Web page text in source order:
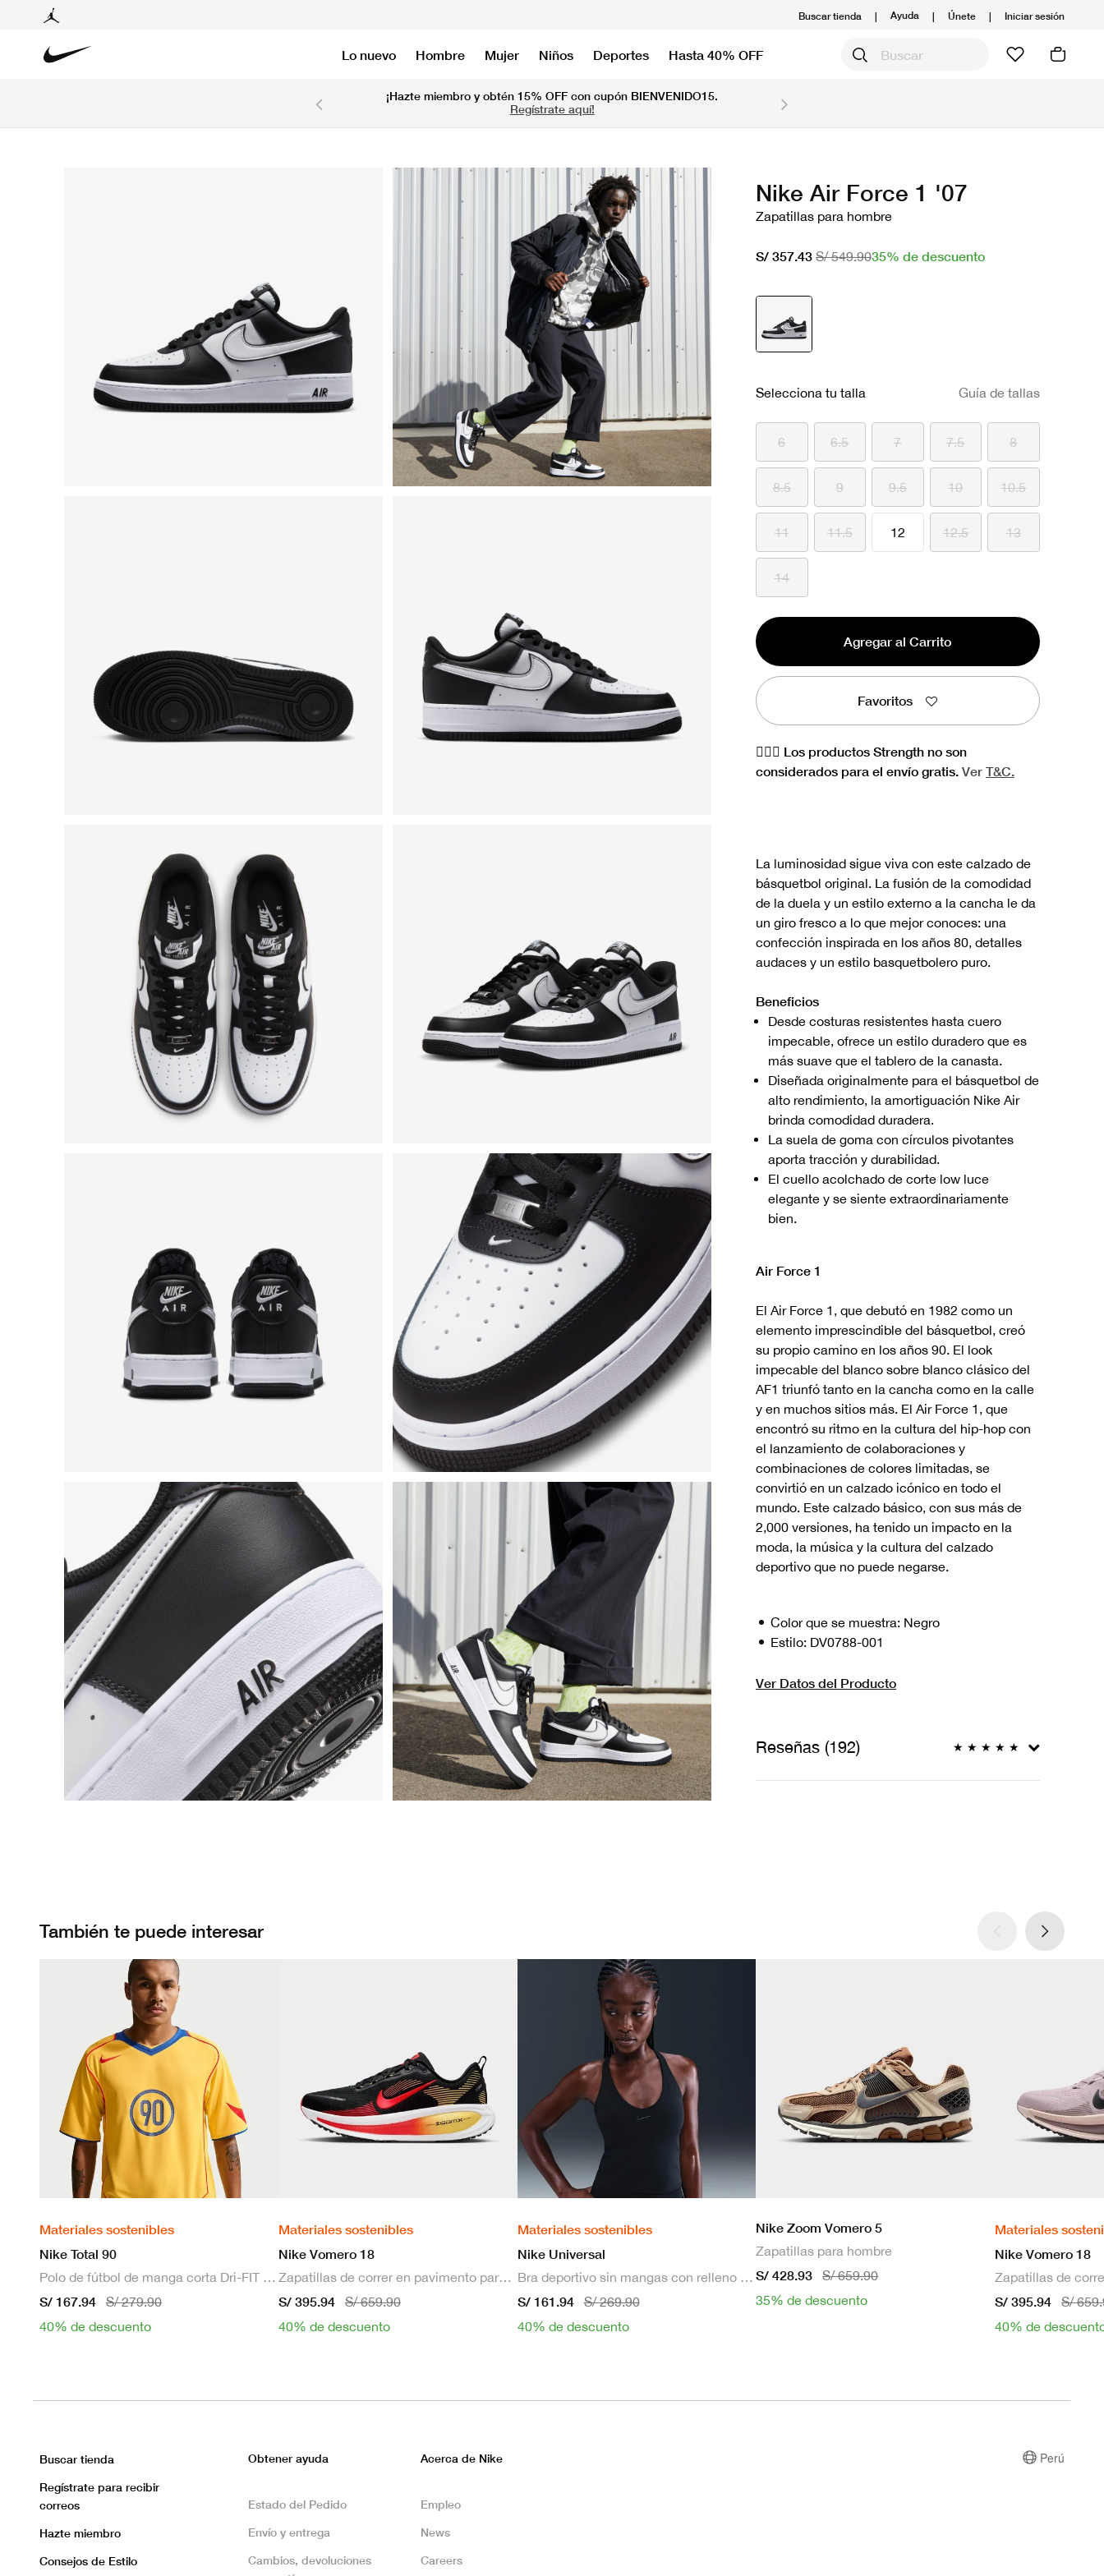
Buscar tienda | Ayuda | Únete | Iniciar sesión
Lo nuevo Hombre Mujer Niños Deportes Hasta 40% OFF
¡Hazte miembro y obtén 15% OFF con cupón BIENVENIDO15.
Regístrate aquí!
Nike Air Force 1 '07
Zapatillas para hombre
S/ 357.43 S/ 549.9035% de descuento
Selecciona tu talla Guía de tallas
6 6.5 7 7.5 8
8.5 9 9.5 10 10.5
11 11.5 12 12.5 13
14
Agregar al Carrito
Favoritos
🏋🏻‍♀️ Los productos Strength no son
considerados para el envío gratis. Ver T&C.
La luminosidad sigue viva con este calzado de
básquetbol original. La fusión de la comodidad
de la duela y un estilo externo a la cancha le da
un giro fresco a lo que mejor conoces: una
confección inspirada en los años 80, detalles
audaces y un estilo basquetbolero puro.
Beneficios
Desde costuras resistentes hasta cuero
impecable, ofrece un estilo duradero que es
más suave que el tablero de la canasta.
Diseñada originalmente para el básquetbol de
alto rendimiento, la amortiguación Nike Air
brinda comodidad duradera.
La suela de goma con círculos pivotantes
aporta tracción y durabilidad.
El cuello acolchado de corte low luce
elegante y se siente extraordinariamente
bien.
Air Force 1
El Air Force 1, que debutó en 1982 como un
elemento imprescindible del básquetbol, creó
su propio camino en los años 90. El look
impecable del blanco sobre blanco clásico del
AF1 triunfó tanto en la cancha como en la calle
y en muchos sitios más. El Air Force 1, que
encontró su ritmo en la cultura del hip-hop con
el lanzamiento de colaboraciones y
combinaciones de colores limitadas, se
convirtió en un calzado icónico en todo el
mundo. Este calzado básico, con sus más de
2,000 versiones, ha tenido un impacto en la
moda, la música y la cultura del calzado
deportivo que no puede negarse.
Color que se muestra: Negro
Estilo: DV0788-001
Ver Datos del Producto
Reseñas (192) ★ ★ ★ ★ ★
También te puede interesar
Materiales sostenibles
Nike Total 90
Polo de fútbol de manga corta Dri-FIT para hombre
S/ 167.94
S/ 279.90
40% de descuento
Materiales sostenibles
Nike Vomero 18
Zapatillas de correr en pavimento para hombre
S/ 395.94
S/ 659.90
40% de descuento
Materiales sostenibles
Nike Universal
Bra deportivo sin mangas con relleno de sujeción media para mujer
S/ 161.94
S/ 269.90
40% de descuento
Nike Zoom Vomero 5
Zapatillas para hombre
S/ 428.93
S/ 659.90
35% de descuento
Materiales
Nike Vomero 18
S/ 395.94
S/
40% de
Buscar tienda
Regístrate para recibir
correos
Hazte miembro
Consejos de Estilo
Obtener ayuda
Estado del Pedido
Envío y entrega
Cambios, devoluciones
Acerca de Nike
Empleo
News
Careers
Perú